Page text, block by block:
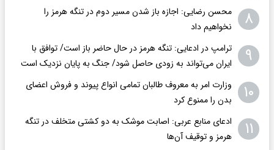
۸
محسن رضایی: اجازه باز شدن مسیر دوم در تنگه هرمز را
نخواهیم داد
۹
ترامپ در ادعایی: تنگه هرمز در حال حاضر باز است/ توافق با
ایران می‌تواند به‌ زودی حاصل شود/ جنگ به پایان نزدیک است
۱۰
وزارت امر به معروف طالبان تمامی انواع پیوند و فروش اعضای
بدن را ممنوع کرد
۱۱
ادعای منابع عربی: اصابت موشک به دو کشتی متخلف در تنگه
هرمز و توقیف آن‌ها